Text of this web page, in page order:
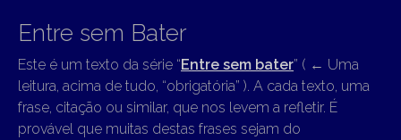
Entre sem Bater
Este é um texto da série “Entre sem bater” ( ← Uma
leitura, acima de tudo, “obrigatória” ). A cada texto, uma
frase, citação ou similar, que nos levem a refletir. É
provável que muitas destas frases sejam do